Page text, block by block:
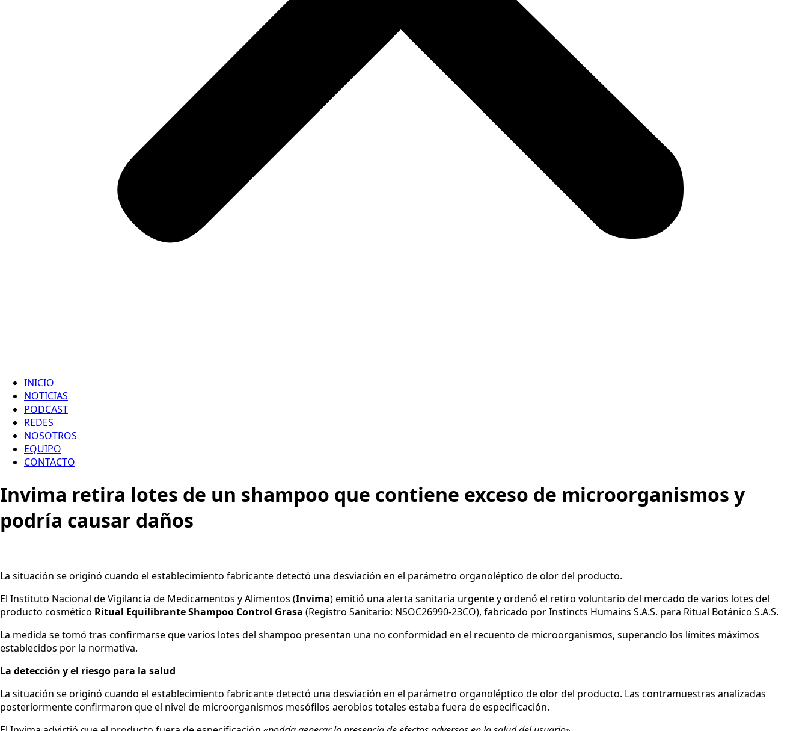
INICIO
NOTICIAS
PODCAST
REDES
NOSOTROS
EQUIPO
CONTACTO
Invima retira lotes de un shampoo que contiene exceso de microorganismos y
podría causar daños
La situación se originó cuando el establecimiento fabricante detectó una desviación en el parámetro organoléptico de olor del producto.
El Instituto Nacional de Vigilancia de Medicamentos y Alimentos (Invima) emitió una alerta sanitaria urgente y ordenó el retiro voluntario del mercado de varios lotes del
producto cosmético Ritual Equilibrante Shampoo Control Grasa (Registro Sanitario: NSOC26990-23CO), fabricado por Instincts Humains S.A.S. para Ritual Botánico S.A.S.
La medida se tomó tras confirmarse que varios lotes del shampoo presentan una no conformidad en el recuento de microorganismos, superando los límites máximos
establecidos por la normativa.
La detección y el riesgo para la salud
La situación se originó cuando el establecimiento fabricante detectó una desviación en el parámetro organoléptico de olor del producto. Las contramuestras analizadas
posteriormente confirmaron que el nivel de microorganismos mesófilos aerobios totales estaba fuera de especificación.